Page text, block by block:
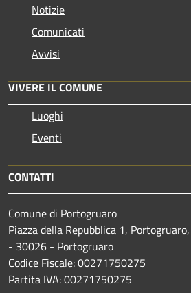
Notizie
Comunicati
Avvisi
VIVERE IL COMUNE
Luoghi
Eventi
CONTATTI
Comune di Portogruaro
Piazza della Repubblica 1,
- 30026 - Portogruaro
Codice Fiscale: 00271750275
Partita IVA: 00271750275